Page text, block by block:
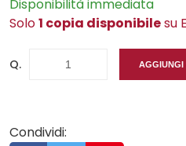
Disponibilità immediata
Solo1 copia disponibilesu
Q. AGGIUNGI
Condividi: